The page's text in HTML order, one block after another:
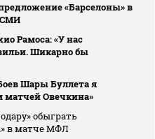
«Барселоны» в
СМИ
Рамоса: «У нас
Шикарно бы
Шары Буллета я
матчей Овечкина»
обыграть
в матче МФЛ